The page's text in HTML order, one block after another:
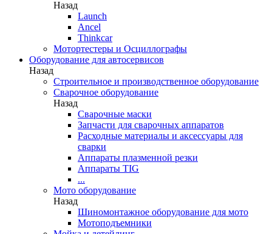
Назад
Launch
Ancel
Thinkcar
Мотортестеры и Осциллографы
Оборудование для автосервисов
Назад
Строительное и производственное оборудование
Сварочное оборудование
Назад
Сварочные маски
Запчасти для сварочных аппаратов
Расходные материалы и аксессуары для
сварки
Аппараты плазменной резки
Аппараты TIG
...
Мото оборудование
Назад
Шиномонтажное оборудование для мото
Мотоподъемники